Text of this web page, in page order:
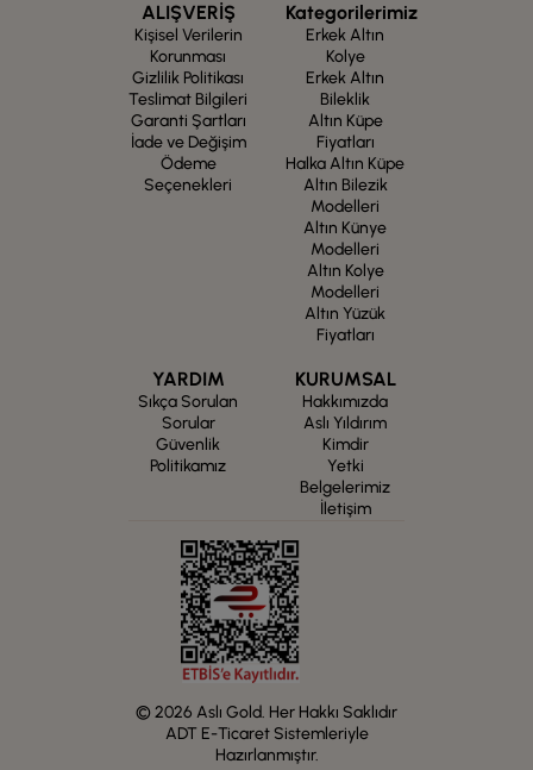
ALIŞVERİŞ
Kişisel Verilerin
Korunması
Gizlilik Politikası
Teslimat Bilgileri
Garanti Şartları
İade ve Değişim
Ödeme
Seçenekleri
Kategorilerimiz
Erkek Altın
Kolye
Erkek Altın
Bileklik
Altın Küpe
Fiyatları
Halka Altın Küpe
Altın Bilezik
Modelleri
Altın Künye
Modelleri
Altın Kolye
Modelleri
Altın Yüzük
Fiyatları
YARDIM
Sıkça Sorulan
Sorular
Güvenlik
Politikamız
KURUMSAL
Hakkımızda
Aslı Yıldırım
Kimdir
Yetki
Belgelerimiz
İletişim
© 2026 Aslı Gold. Her Hakkı Saklıdır
ADT E-Ticaret Sistemleriyle
Hazırlanmıştır.